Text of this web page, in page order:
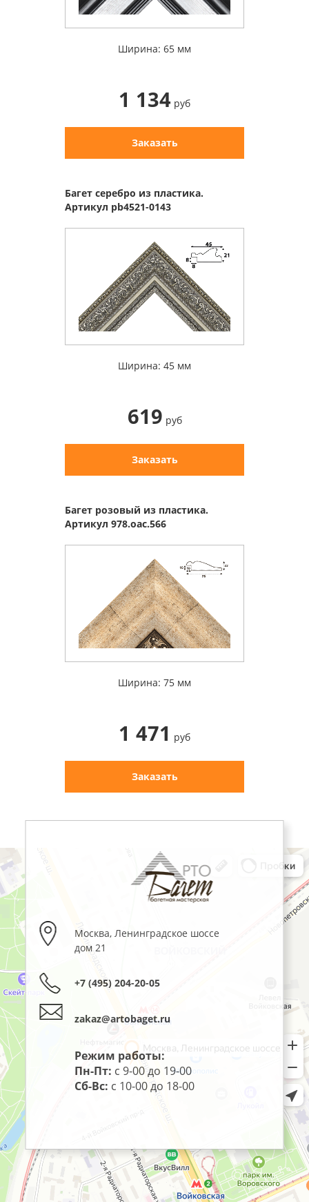
Ширина: 65 мм
1 134 руб
Заказать
Багет серебро из пластика.
Артикул pb4521-0143
Ширина: 45 мм
619 руб
Заказать
Багет розовый из пластика.
Артикул 978.oac.566
Ширина: 75 мм
1 471 руб
Заказать
Москва,Ленинградское шоссе
дом 21
+7 (495) 204-20-05
zakaz@artobaget.ru
Режим работы:
Пн-Пт: с 9-00 до 19-00
Сб-Вс: с 10-00 до 18-00